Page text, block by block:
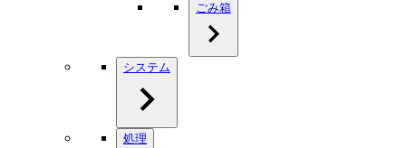
ごみ箱
システム
処理